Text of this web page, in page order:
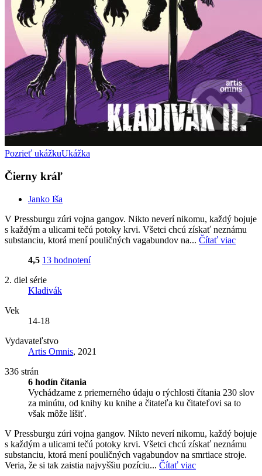
Pozrieť ukážkuUkážka
Čierny kráľ
Janko Iša
V Pressburgu zúri vojna gangov. Nikto neverí nikomu, každý bojuje
s každým a ulicami tečú potoky krvi. Všetci chcú získať neznámu
substanciu, ktorá mení pouličných vagabundov na... Čítať viac
4,5 13 hodnotení
2. diel série
Kladivák
Vek
14-18
Vydavateľstvo
Artis Omnis, 2021
336 strán
6 hodín čítania
Vychádzame z priemerného údaju o rýchlosti čítania 230 slov
za minútu, od knihy ku knihe a čitateľa ku čitateľovi sa to
však môže líšiť.
V Pressburgu zúri vojna gangov. Nikto neverí nikomu, každý bojuje
s každým a ulicami tečú potoky krvi. Všetci chcú získať neznámu
substanciu, ktorá mení pouličných vagabundov na smrtiace stroje.
Veria, že si tak zaistia najvyššiu pozíciu... Čítať viac